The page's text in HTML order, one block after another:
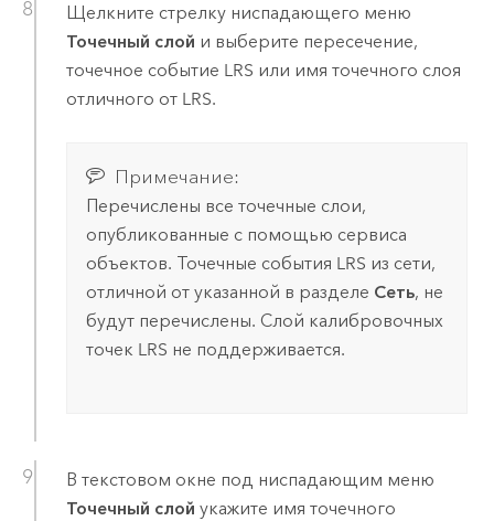
Щелкните стрелку ниспадающего меню
Точечный слой и выберите пересечение,
точечное событие LRS или имя точечного слоя
отличного от LRS.
Примечание:
Перечислены все точечные слои,
опубликованные с помощью сервиса
объектов. Точечные события LRS из сети,
отличной от указанной в разделе Сеть, не
будут перечислены. Слой калибровочных
точек LRS не поддерживается.
В текстовом окне под ниспадающим меню
Точечный слой укажите имя точечного